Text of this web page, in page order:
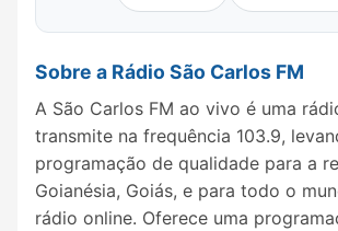
Sobre a Rádio São Carlos FM
A São Carlos FM ao vivo é uma
transmite na frequência 103.9,
programação de qualidade para a
Goianésia, Goiás, e para todo o
rádio online. Oferece uma